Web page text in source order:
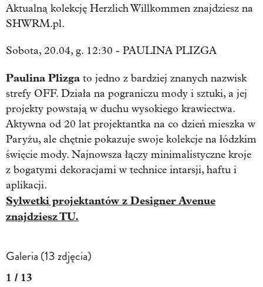
Aktualną kolekcję Herzlich Willkommen znajdziesz na
SHWRM.pl.
Sobota, 20.04, g. 12:30 - PAULINA PLIZGA
Paulina Plizga to jedno z bardziej znanych nazwisk
strefy OFF. Działa na pograniczu mody i sztuki, a jej
projekty powstają w duchu wysokiego krawiectwa.
Aktywna od 20 lat projektantka na co dzień mieszka w
Paryżu, ale chętnie pokazuje swoje kolekcje na łódzkim
święcie mody. Najnowsza łączy minimalistyczne kroje
z bogatymi dekoracjami w technice intarsji, haftu i
aplikacji.
Sylwetki projektantów z Designer Avenue
znajdziesz TU.
Galeria (13 zdjęcia)
1 / 13